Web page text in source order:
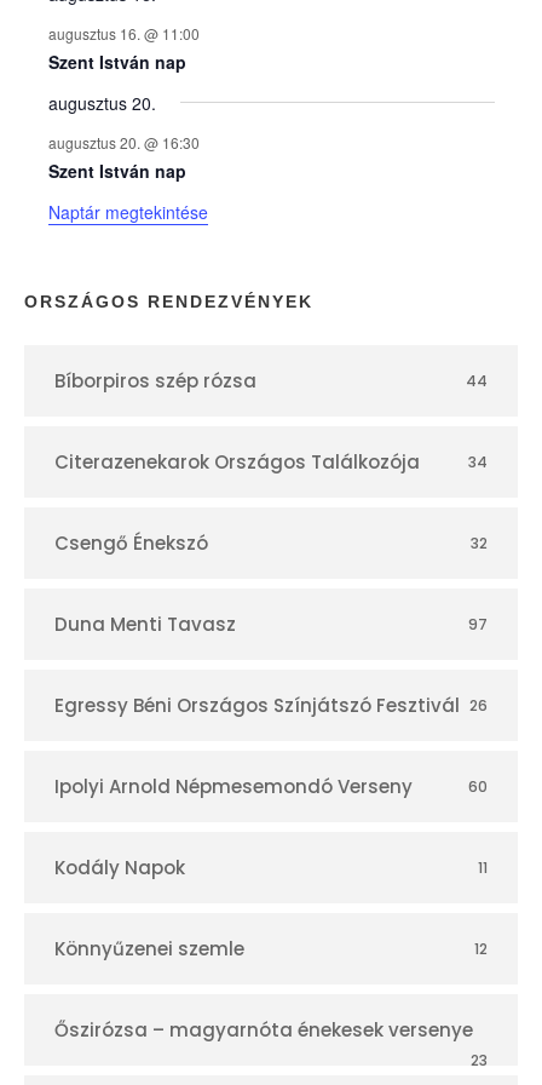
e
k
n
a
p
r
augusztus 16. @ 11:00
Szent István nap
augusztus 20.
augusztus 20. @ 16:30
Szent István nap
Naptár megtekintése
ORSZÁGOS RENDEZVÉNYEK
Bíborpiros szép rózsa 44
Citerazenekarok Országos Találkozója 34
Csengő Énekszó 32
Duna Menti Tavasz 97
Egressy Béni Országos Színjátszó Fesztivál 26
Ipolyi Arnold Népmesemondó Verseny 60
Kodály Napok 11
Könnyűzenei szemle 12
Őszirózsa – magyarnóta énekesek versenye
23